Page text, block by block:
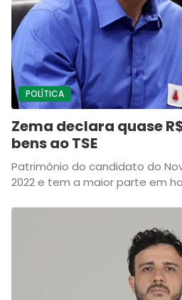
POLÍTICA
Zema declara quase
bens ao TSE
Patrimônio do candidato do
2022 e tem a maior parte em